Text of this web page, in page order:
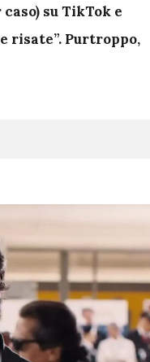
su TikTok e
risate”. Purtroppo,